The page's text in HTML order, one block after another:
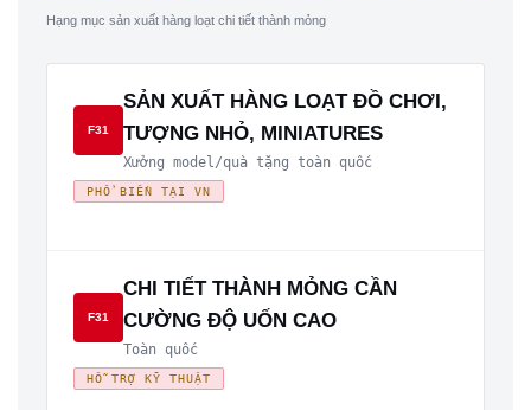
Hạng mục sản xuất hàng loạt chi tiết thành mỏng
F31
SẢN XUẤT HÀNG LOẠT ĐỒ CHƠI,
TƯỢNG NHỎ, MINIATURES
Xưởng model/quà tặng toàn quốc
PHỔ BIẾN TẠI VN
F31
CHI TIẾT THÀNH MỎNG CẦN
CƯỜNG ĐỘ UỐN CAO
Toàn quốc
HỖ TRỢ KỸ THUẬT